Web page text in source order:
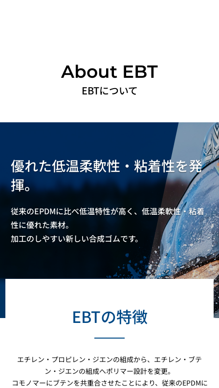
EBTについて
優れた低温柔軟性・粘着性を発
揮。
従来のEPDMに比べ低温特性が高く、低温柔軟性・粘着
性に優れた素材。
加工のしやすい新しい合成ゴムです。
EBTの特徴
エチレン・プロピレン・ジエンの組成から、エチレン・ブテ
ン・ジエンの組成へポリマー設計を変更。
コモノマーにブテンを共重合させたことにより、従来のEPDMに